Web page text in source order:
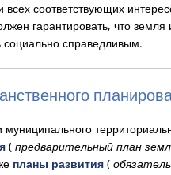
соответствующих
гарантировать, что
справедливым.
( предварительный план
планы развития (